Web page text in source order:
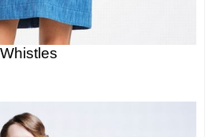
Whistles